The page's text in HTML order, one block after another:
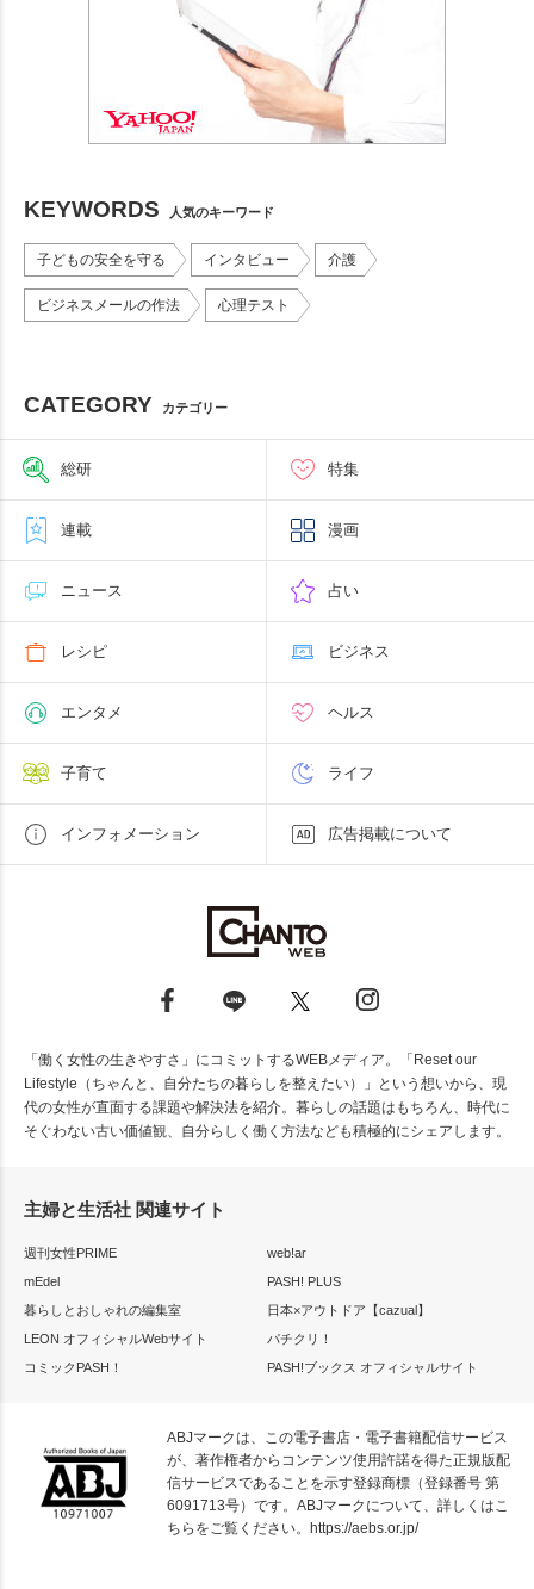
KEYWORDS 人気のキーワード
子どもの安全を守る インタビュー 介護
ビジネスメールの作法 心理テスト
CATEGORY カテゴリー
総研 特集
連載 漫画
ニュース 占い
レシピ ビジネス
エンタメ ヘルス
子育て ライフ
インフォメーション 広告掲載について
「働く女性の生きやすさ」にコミットするWEBメディア。「Reset our
Lifestyle（ちゃんと、自分たちの暮らしを整えたい）」という想いから、現
代の女性が直面する課題や解決法を紹介。暮らしの話題はもちろん、時代に
そぐわない古い価値観、自分らしく働く方法なども積極的にシェアします。
主婦と生活社 関連サイト
週刊女性PRIME
web!ar
mEdel
PASH! PLUS
暮らしとおしゃれの編集室
日本×アウトドア【cazual】
LEON オフィシャルWebサイト
パチクリ！
コミックPASH！
PASH!ブックス オフィシャルサイト
ABJマークは、この電子書店・電子書籍配信サービス
が、著作権者からコンテンツ使用許諾を得た正規版配
信サービスであることを示す登録商標（登録番号 第
6091713号）です。ABJマークについて、詳しくはこ
ちらをご覧ください。 https://aebs.or.jp/